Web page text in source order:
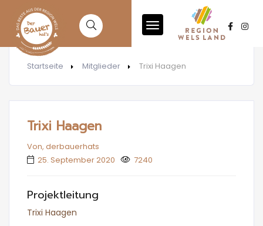
Startseite Mitglieder Trixi Haagen
Trixi Haagen
Von, derbauerhats
25. September 2020
7240
Projektleitung
Trixi Haagen